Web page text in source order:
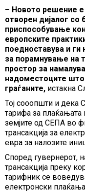
– Новото решение е
отворен дијалог со
приспособување
европските
поедноставува и
за порамнување на
простор за
надоместоците што
граѓаните, истакна
Тој сооопшти и дека
тарифа за
земјите од СЕПА во
трансакција за
евра за налозите
Според гувернерот,
трансакција преку
тарифник се
електронски